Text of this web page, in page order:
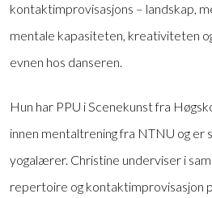
kontaktimprovisasjons – landskap,
mentale kapasiteten, kreativiteten
evnen hos danseren.
Hun har PPU i Scenekunst fra
innen mentaltrening fra NTNU og er
yogalærer. Christine underviser i
repertoire og kontaktimprovisasjon